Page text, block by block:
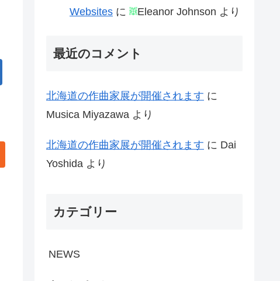
Websites に Eleanor Johnson より
最近のコメント
北海道の作曲家展が開催されます に
Musica Miyazawa より
北海道の作曲家展が開催されます に Dai
Yoshida より
カテゴリー
NEWS